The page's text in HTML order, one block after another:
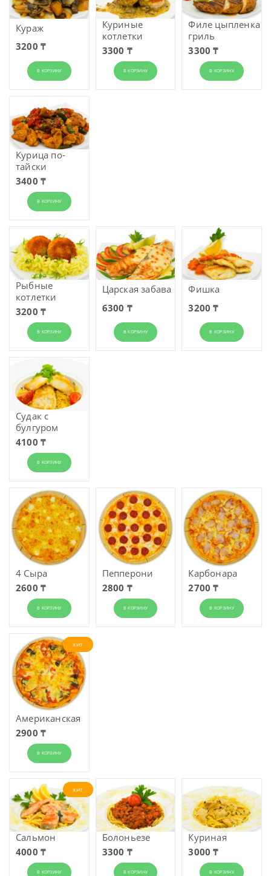
Кураж
3200 ₸
В КОРЗИНУ
Куриные
котлетки
3300 ₸
В КОРЗИНУ
Филе цыпленка
гриль
3300 ₸
В КОРЗИНУ
Курица по-
тайски
3400 ₸
В КОРЗИНУ
Рыбные
котлетки
3200 ₸
В КОРЗИНУ
Царская забава
6300 ₸
В КОРЗИНУ
Фишка
3200 ₸
В КОРЗИНУ
Судак с
булгуром
4100 ₸
В КОРЗИНУ
4 Сыра
2600 ₸
В КОРЗИНУ
Пепперони
2800 ₸
В КОРЗИНУ
Карбонара
2700 ₸
В КОРЗИНУ
хит
Американ­ская
2900 ₸
В КОРЗИНУ
хит
Сальмон
4000 ₸
В КОРЗИНУ
Болоньезе
3300 ₸
В КОРЗИНУ
Куриная
3000 ₸
В КОРЗИНУ